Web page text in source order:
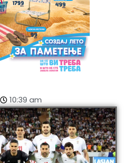
10:39 am